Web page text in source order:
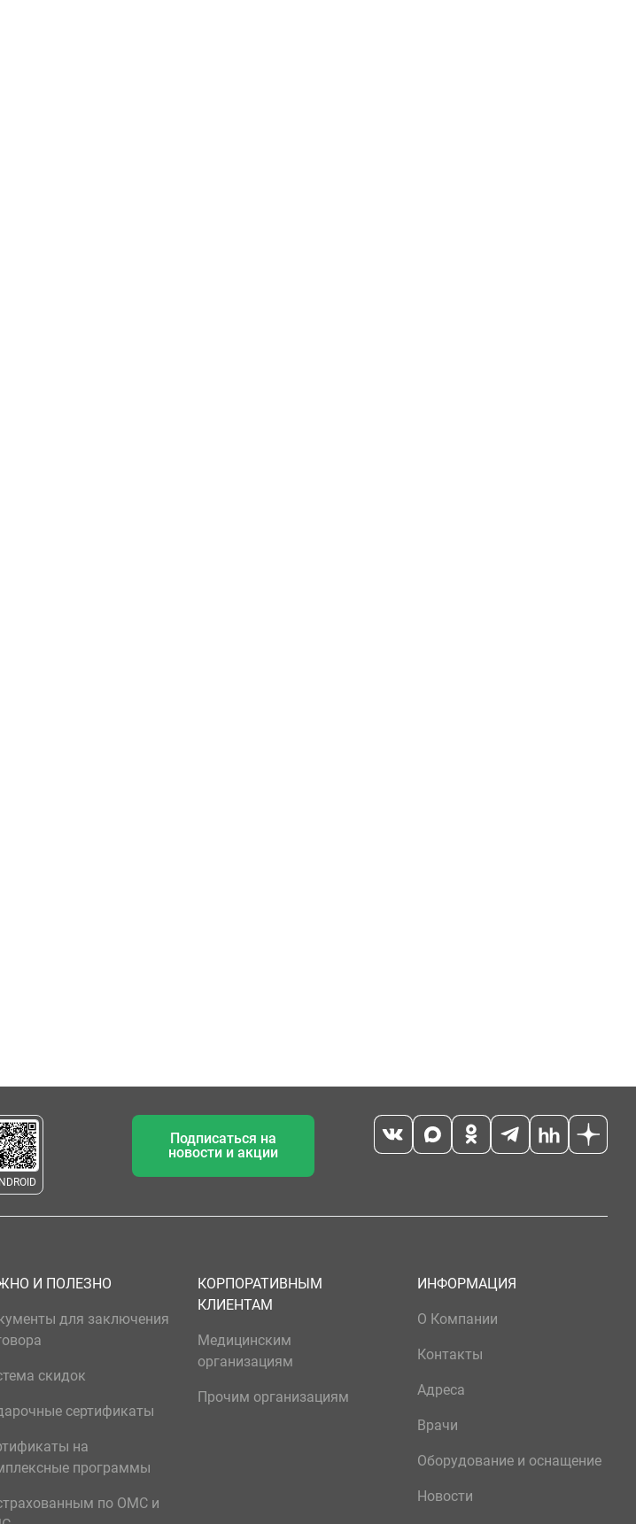
Подписаться на
новости и акции
И ПОЛЕЗНО
для заключения
скидок
сертификаты
на
программы
по ОМС и
КОРПОРАТИВНЫМ
КЛИЕНТАМ
Медицинским
организациям
Прочим организациям
ИНФОРМАЦИЯ
О Компании
Контакты
Адреса
Врачи
Оборудование и оснащение
Новости